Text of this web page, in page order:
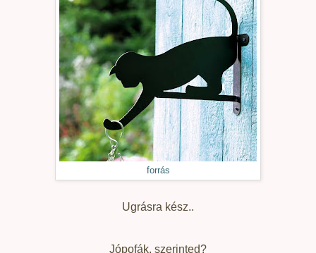
forrás
Ugrásra kész..
Jópofák, szerinted?